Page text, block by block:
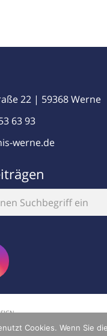
22 | 59368 Werne
63 93
werne.de
Cookies. Wenn Sie